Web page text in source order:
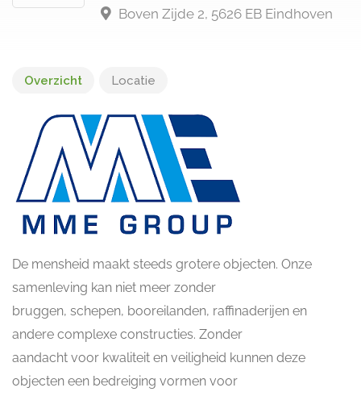
Boven Zijde 2, 5626 EB Eindhoven
Overzicht Locatie
De mensheid maakt steeds grotere objecten. Onze
samenleving kan niet meer zonder
bruggen, schepen, booreilanden, raffinaderijen en
andere complexe constructies. Zonder
aandacht voor kwaliteit en veiligheid kunnen deze
objecten een bedreiging vormen voor